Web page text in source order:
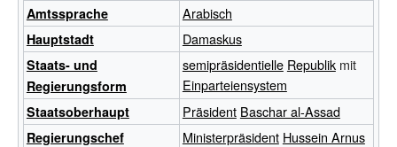
Amtssprache Arabisch
Hauptstadt Damaskus
Staats- und
Regierungsform
semipräsidentielle Republikmit
Einparteiensystem
Staatsoberhaupt Präsident Baschar al-Assad
Regierungschef Ministerpräsident Hussein Arnus